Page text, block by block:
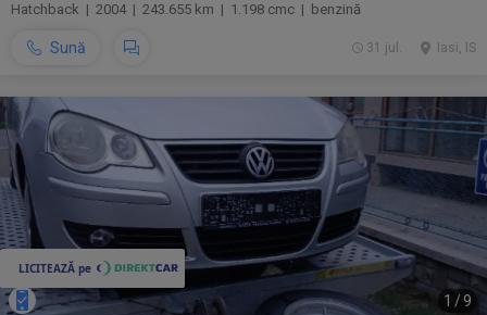
Hatchback | 2004 | 243.655 km | 1.198 cmc | benzină
Sună Iasi, IS
31 jul.
1 / 9